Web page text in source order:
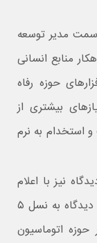
سمت مدیر توسعه
منابع انسانی
حوزه رفاه
بیشتری از
استخدام به نرم
نیز با اعلام
خبر مهاجرت ۸۱ درصد از سازمان‌های مشتری دیدگاه به نسل ۵
حوزه اتوماسیون